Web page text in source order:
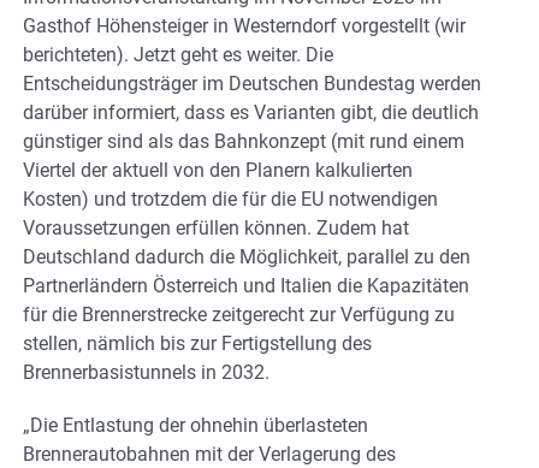
Gasthof Höhensteiger in Westerndorf vorgestellt (wir
berichteten). Jetzt geht es weiter. Die
Entscheidungsträger im Deutschen Bundestag werden
darüber informiert, dass es Varianten gibt, die deutlich
günstiger sind als das Bahnkonzept (mit rund einem
Viertel der aktuell von den Planern kalkulierten
Kosten) und trotzdem die für die EU notwendigen
Voraussetzungen erfüllen können. Zudem hat
Deutschland dadurch die Möglichkeit, parallel zu den
Partnerländern Österreich und Italien die Kapazitäten
für die Brennerstrecke zeitgerecht zur Verfügung zu
stellen, nämlich bis zur Fertigstellung des
Brennerbasistunnels in 2032.
„Die Entlastung der ohnehin überlasteten
Brennerautobahnen mit der Verlagerung des